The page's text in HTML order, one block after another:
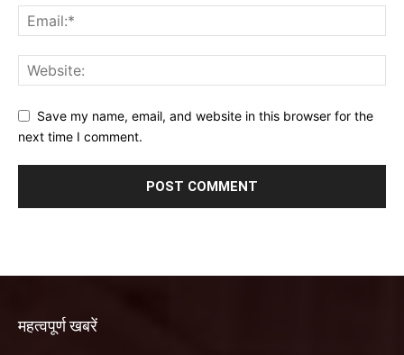
Save my name, email, and website in this browser for the
next time I comment.
महत्वपूर्ण खबरें